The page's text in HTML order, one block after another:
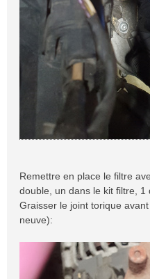
Remettre en place le filtre
double, un dans le kit filtre, 1
Graisser le joint torique
neuve):